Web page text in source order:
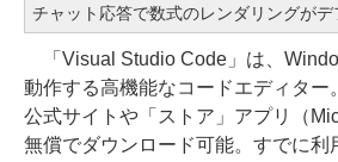
チャット応答で数式のレンダリングがデ
「Visual Studio Code」は、
動作する高機能なコードエディター
公式サイトや「ストア」アプリ（
無償でダウンロード可能。すでに利